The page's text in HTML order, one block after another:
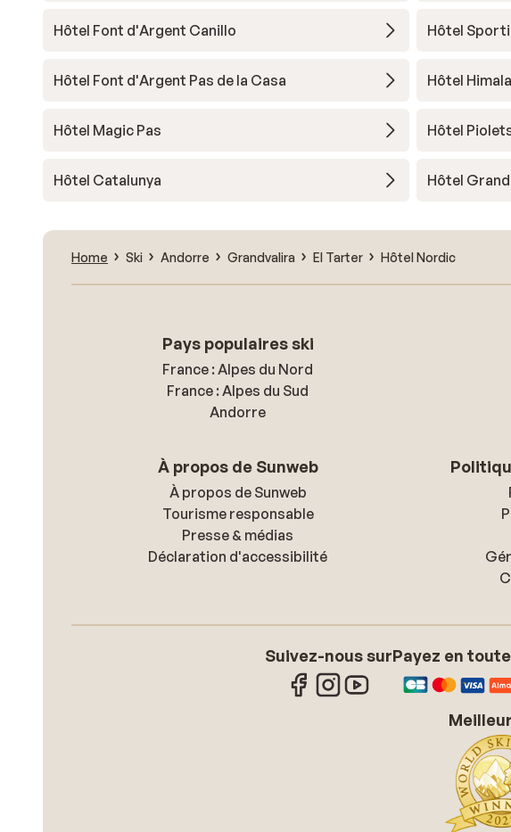
Hôtel Font d'Argent Canillo Hôtel
Hôtel Font d'Argent Pas de la Casa Hôtel
Hôtel Magic Pas Hôtel
Hôtel Catalunya Hôtel Grand
Home Ski Andorre Grandvalira El Tarter Hôtel Nordic
Pays populaires ski
France : Alpes du Nord
France : Alpes du Sud
Andorre
À propos de Sunweb
À propos de Sunweb
Tourisme responsable
Presse & médias
Déclaration d'accessibilité
Suivez-nous surPayez en